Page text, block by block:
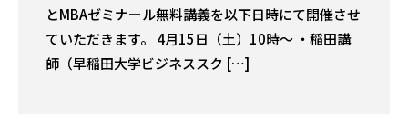
とMBAゼミナール無料講義を以下日時にて開催させ
ていただきます。 4月15日（土）10時〜 ・稲田講
師（早稲田大学ビジネススク […]